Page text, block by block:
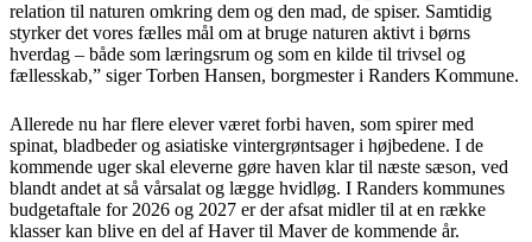
relation til naturen omkring dem og den mad, de spiser. Samtidig
styrker det vores fælles mål om at bruge naturen aktivt i børns
hverdag – både som læringsrum og som en kilde til trivsel og
fællesskab,” siger Torben Hansen, borgmester i Randers Kommune.
Allerede nu har flere elever været forbi haven, som spirer med
spinat, bladbeder og asiatiske vintergrøntsager i højbedene. I de
kommende uger skal eleverne gøre haven klar til næste sæson, ved
blandt andet at så vårsalat og lægge hvidløg. I Randers kommunes
budgetaftale for 2026 og 2027 er der afsat midler til at en række
klasser kan blive en del af Haver til Maver de kommende år.